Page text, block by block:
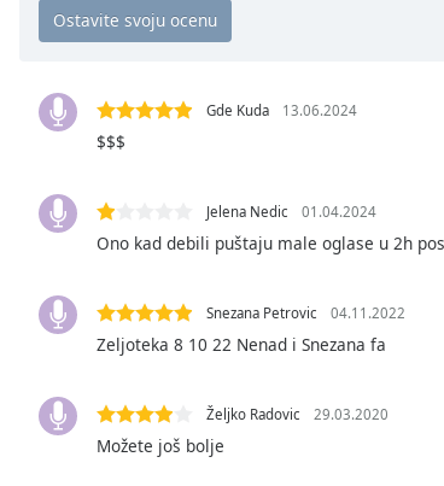
cancel
Color
Opacity
Background
Color
Gde Kuda 13.06.2024
$$$
Jelena Nedic 01.04.2024
Ono kad debili puštaju male oglase u 2h
Snezana Petrovic 04.11.2022
Zeljoteka 8 10 22 Nenad i Snezana fa
Željko Radovic 29.03.2020
Možete još bolje